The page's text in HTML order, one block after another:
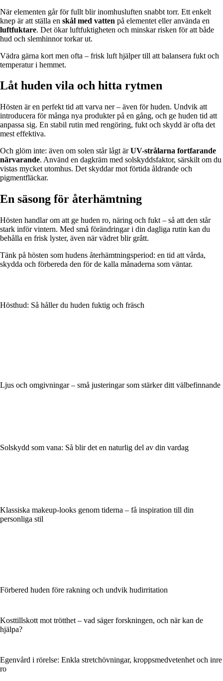
När elementen går för fullt blir inomhusluften snabbt torr. Ett enkelt
knep är att ställa en skål med vatten på elementet eller använda en
luftfuktare. Det ökar luftfuktigheten och minskar risken för att både
hud och slemhinnor torkar ut.
Vädra gärna kort men ofta – frisk luft hjälper till att balansera fukt och
temperatur i hemmet.
Låt huden vila och hitta rytmen
Hösten är en perfekt tid att varva ner – även för huden. Undvik att
introducera för många nya produkter på en gång, och ge huden tid att
anpassa sig. En stabil rutin med rengöring, fukt och skydd är ofta det
mest effektiva.
Och glöm inte: även om solen står lågt ärUV-strålarna fortfarande
närvarande. Använd en dagkräm med solskyddsfaktor, särskilt om du
vistas mycket utomhus. Det skyddar mot förtida åldrande och
pigmentfläckar.
En säsong för återhämtning
Hösten handlar om att ge huden ro, näring och fukt – så att den står
stark inför vintern. Med små förändringar i din dagliga rutin kan du
behålla en frisk lyster, även när vädret blir grått.
Tänk på hösten som hudens återhämtningsperiod: en tid att vårda,
skydda och förbereda den för de kalla månaderna som väntar.
Hösthud: Så håller du huden fuktig och fräsch
Ljus och omgivningar – små justeringar som stärker ditt välbefinnande
Solskydd som vana: Så blir det en naturlig del av din vardag
Klassiska makeup-looks genom tiderna – få inspiration till din
personliga stil
Förbered huden före rakning och undvik hudirritation
Kosttillskott mot trötthet – vad säger forskningen, och när kan de
hjälpa?
Egenvård i rörelse: Enkla stretchövningar, kroppsmedvetenhet och inre
ro